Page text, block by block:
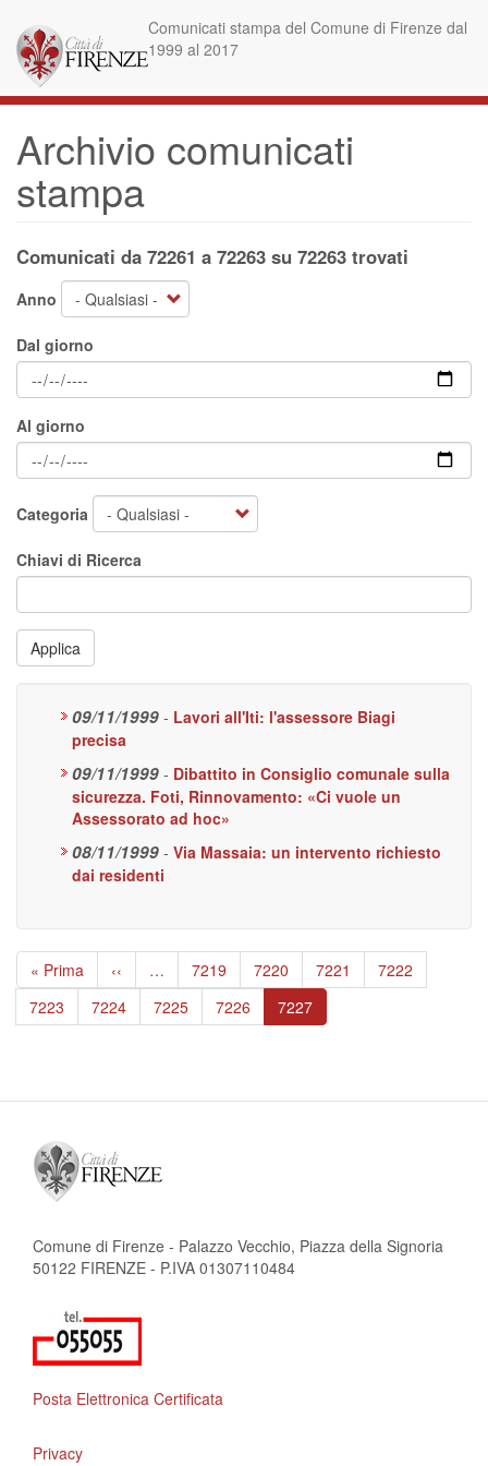
contenuto
principale
Comunicati stampa del Comune di Firenze dal
1999 al 2017
Archivio comunicati
stampa
Comunicati da 72261 a 72263 su 72263 trovati
Anno
Dal giorno
Al giorno
Categoria
Chiavi di Ricerca
Applica
09/11/1999 - Lavori all'Iti: l'assessore Biagi
precisa
09/11/1999 - Dibattito in Consiglio comunale sulla
sicurezza. Foti, Rinnovamento: «Ci vuole un
Assessorato ad hoc»
08/11/1999 - Via Massaia: un intervento richiesto
dai residenti
Paginazione
Prima
pagina
« Prima
Pagina
precedente
‹‹ … Page
7219 Page
7220 Page
7221 Page
7222
Page
7223 Page
7224 Page
7225 Page
7226
Pagina
attuale
7227
Comune di Firenze - Palazzo Vecchio, Piazza della Signoria
50122 FIRENZE - P.IVA 01307110484
Posta Elettronica Certificata
Privacy